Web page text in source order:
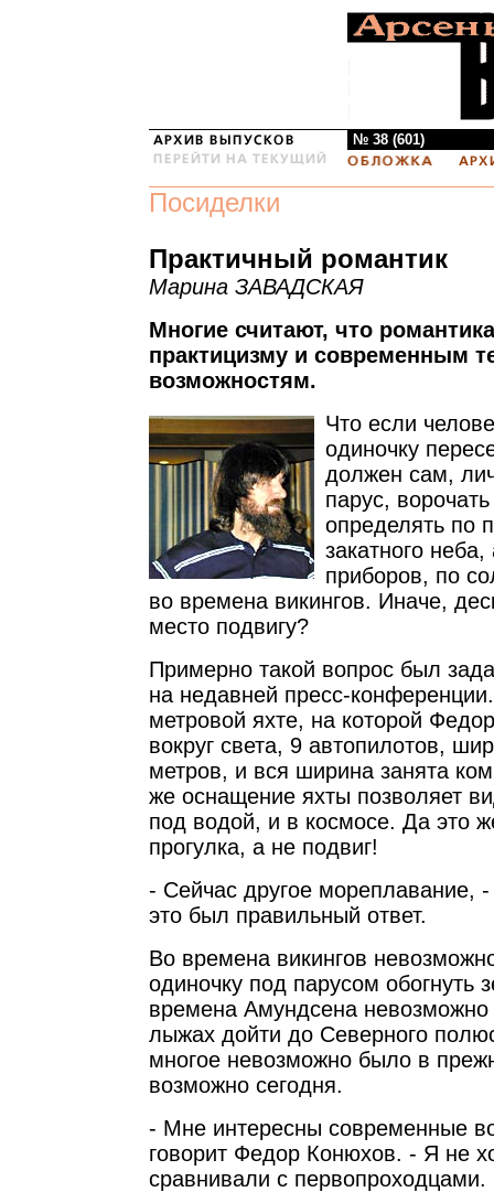
№ 38 (601)
Посиделки
Практичный романтик
Марина ЗАВАДСКАЯ
Многие считают, что
практицизму и современным
возможностям.
Что если
одиночку
должен сам,
парус,
определять по
закатного
приборов, по
во времена викингов. Иначе,
место подвигу?
Примерно такой вопрос был
на недавней пресс-
метровой яхте, на которой
вокруг света, 9 автопилотов,
метров, и вся ширина занята
же оснащение яхты позволяет
под водой, и в космосе. Да это
прогулка, а не подвиг!
- Сейчас другое мореплавание,
это был правильный ответ.
Во времена викингов
одиночку под парусом обогнуть
времена Амундсена
лыжах дойти до Северного
многое невозможно было в
возможно сегодня.
- Мне интересны современные
говорит Федор Конюхов. - Я не
сравнивали с первопроходцами.